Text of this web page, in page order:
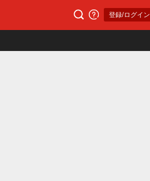
登録/ログイン